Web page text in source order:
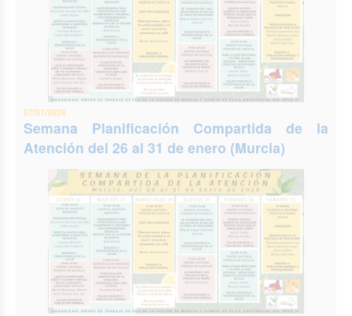
07/01/2026
Semana Planificación Compartida de la
Atención del 26 al 31 de enero (Murcia)